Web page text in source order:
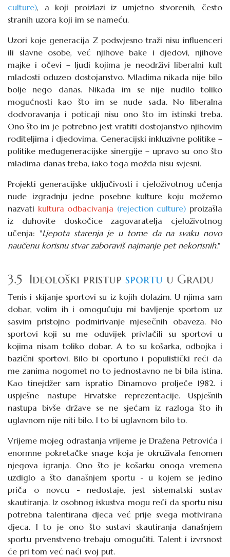
culture), a koji proizlazi iz umjetno stvorenih, često
stranih uzora koji im se nameću.
Uzori koje generacija Z podsvjesno traži nisu influenceri
ili slavne osobe, već njihove bake i djedovi, njihove
majke i očevi – ljudi kojima je neodrživi liberalni kult
mladosti oduzeo dostojanstvo. Mladima nikada nije bilo
bolje nego danas. Nikada im se nije nudilo toliko
mogućnosti kao što im se nude sada. No liberalna
dodvoravanja i poticaji nisu ono što im istinski treba.
Ono što im je potrebno jest vratiti dostojanstvo njihovim
roditeljima i djedovima. Generacijski inkluzivne politike –
politike međugeneracijske sinergije – upravo su ono što
mladima danas treba, iako toga možda nisu svjesni.
Projekti generacijske uključivosti i cjeloživotnog učenja
nude izgradnju jedne posebne kulture koju možemo
nazvati kultura odbacivanja (rejection culture) proizašla
iz duhovite doskočice zagovaratelja cjeloživotnog
učenja: "Ljepota starenja je u tome da na svaku novo
naučenu korisnu stvar zaboraviš najmanje pet nekorisnih."
3.5 Ideološki pristup sportu u Gradu
Tenis i skijanje sportovi su iz kojih dolazim. U njima sam
dobar, volim ih i omogućuju mi bavljenje sportom uz
sasvim pristojno podmirivanje mjesečnih obaveza. No
sportovi koji su me oduvijek privlačili su sportovi u
kojima nisam toliko dobar. A to su košarka, odbojka i
bazični sportovi. Bilo bi oportuno i populistički reći da
me zanima nogomet no to jednostavno ne bi bila istina.
Kao tinejdžer sam ispratio Dinamovo proljeće 1982. i
uspješne nastupe Hrvatske reprezentacije. Uspješnih
nastupa bivše države se ne sjećam iz razloga što ih
uglavnom nije niti bilo. I to bi uglavnom bilo to.
Vrijeme mojeg odrastanja vrijeme je Dražena Petrovića i
enormne pokretačke snage koja je okruživala fenomen
njegova igranja. Ono što je košarku onoga vremena
uzdiglo a što današnjem sportu - u kojem se jedino
priča o novcu - nedostaje, jest sistematski sustav
skautiranja. Iz osobnog iskustva mogu reći da sportu nisu
potrebna talentirana djeca već prije svega motivirana
djeca. I to je ono što sustavi skautiranja današnjem
sportu prvenstveno trebaju omogućiti. Talent i izvrsnost
će pri tom već naći svoj put.